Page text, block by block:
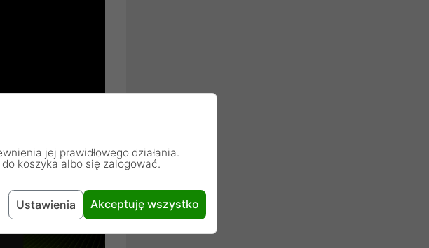
jej prawidłowego działania.
koszyka albo się zalogować.
Ustawienia Akceptuję wszystko